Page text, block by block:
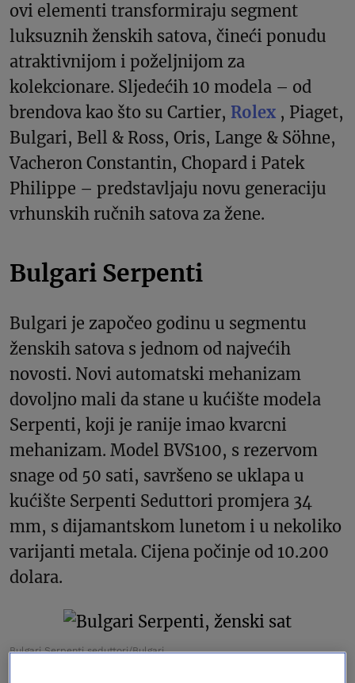
ovi elementi transformiraju segment
luksuznih ženskih satova, čineći ponudu
atraktivnijom i poželjnijom za
kolekcionare. Sljedećih 10 modela – od
brendova kao što su Cartier, Rolex , Piaget,
Bulgari, Bell & Ross, Oris, Lange & Söhne,
Vacheron Constantin, Chopard i Patek
Philippe – predstavljaju novu generaciju
vrhunskih ručnih satova za žene.
Bulgari Serpenti
Bulgari je započeo godinu u segmentu
ženskih satova s ​​jednom od najvećih
novosti. Novi automatski mehanizam
dovoljno mali da stane u kućište modela
Serpenti, koji je ranije imao kvarcni
mehanizam. Model BVS100, s rezervom
snage od 50 sati, savršeno se uklapa u
kućište Serpenti Seduttori promjera 34
mm, s dijamantskom lunetom i u nekoliko
varijanti metala. Cijena počinje od 10.200
dolara.
Bulgari Serpenti seduttori/Bulgari